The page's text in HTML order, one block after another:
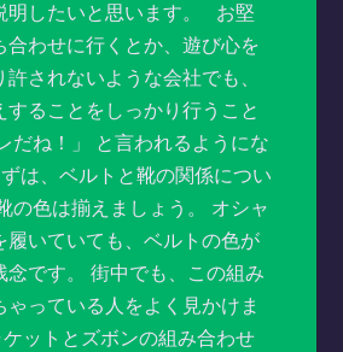
明したいと思います。 お堅
合わせに行くとか、遊び心を
されないような会社でも、
することをしっかり行うこと
だね！」 と言われるようにな
は、ベルトと靴の関係につい
の色は揃えましょう。 オシャ
履いていても、ベルトの色が
念です。 街中でも、この組み
ゃっている人をよく見かけま
ットとズボンの組み合わせ